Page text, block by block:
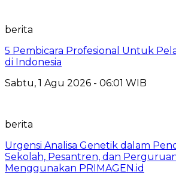
berita
5 Pembicara Profesional Untuk
di Indonesia
Sabtu, 1 Agu 2026 - 06:01 WIB
berita
Urgensi Analisa Genetik dalam
Sekolah, Pesantren, dan
Menggunakan PRIMAGEN.id